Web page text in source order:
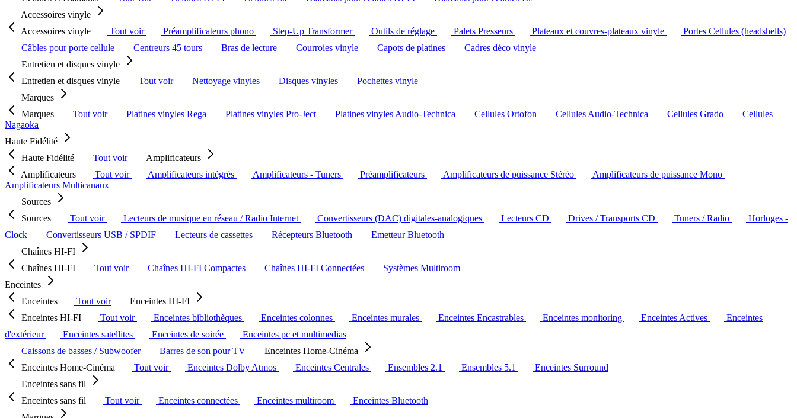
Accessoires vinyle
Accessoires vinyle
Tout voir Préamplificateurs phono Step-Up Transformer Outils de réglage Palets Presseurs Plateaux et couvres-plateaux vinyle
Portes Cellules (headshells)
Câbles pour porte cellule
Centreurs 45 tours Bras de lecture Courroies vinyle Capots de platines
Cadres déco vinyle
Entretien et disques vinyle
Entretien et disques vinyle
Tout voir Nettoyage vinyles Disques vinyles
Pochettes vinyle
Marques
Marques
Tout voir Platines vinyles Rega Platines vinyles Pro-Ject Platines vinyles Audio-Technica Cellules Ortofon Cellules Audio-Technica Cellules Grado
Cellules
Nagaoka
Haute Fidélité
Haute Fidélité
Tout voir
Amplificateurs
Amplificateurs
Tout voir Amplificateurs intégrés Amplificateurs - Tuners Préamplificateurs Amplificateurs de puissance Stéréo
Amplificateurs de puissance Mono
Amplificateurs Multicanaux
Sources
Sources
Tout voir Lecteurs de musique en réseau / Radio Internet Convertisseurs (DAC) digitales-analogiques Lecteurs CD Drives / Transports CD Tuners / Radio
Horloges -
Clock
Convertisseurs USB / SPDIF Lecteurs de cassettes Récepteurs Bluetooth
Emetteur Bluetooth
Chaînes HI-FI
Chaînes HI-FI
Tout voir Chaînes HI-FI Compactes Chaînes HI-FI Connectées
Systèmes Multiroom
Enceintes
Enceintes
Tout voir
Enceintes HI-FI
Enceintes HI-FI
Tout voir Enceintes bibliothèques Enceintes colonnes Enceintes murales Enceintes Encastrables Enceintes monitoring Enceintes Actives
Enceintes
d'extérieur
Enceintes satellites Enceintes de soirée
Enceintes pc et multimedias
Caissons de basses / Subwoofer
Barres de son pour TV
Enceintes Home-Cinéma
Enceintes Home-Cinéma
Tout voir Enceintes Dolby Atmos Enceintes Centrales Ensembles 2.1 Ensembles 5.1
Enceintes Surround
Enceintes sans fil
Enceintes sans fil
Tout voir Enceintes connectées Enceintes multiroom
Enceintes Bluetooth